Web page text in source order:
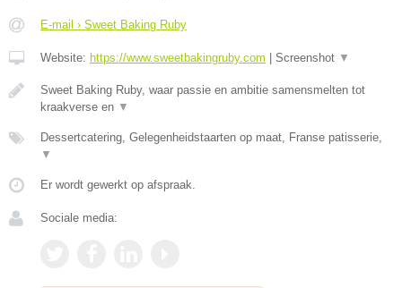
E-mail › Sweet Baking Ruby
Website: https://www.sweetbakingruby.com Screenshot ▼
Sweet Baking Ruby, waar passie en ambitie samensmelten tot
kraakverse en ▼
Dessertcatering, Gelegenheidstaarten op maat, Franse patisserie,
▼
Er wordt gewerkt op afspraak.
Sociale media: